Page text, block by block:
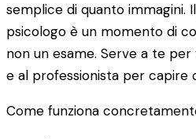
semplice di quanto immagini.
psicologo è un momento di
non un esame. Serve a te
e al professionista per capire
Come funziona